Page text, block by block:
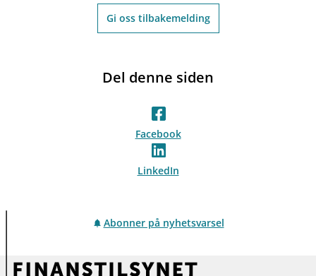
Gi oss tilbakemelding
Del denne siden
Facebook
LinkedIn
Abonner på nyhetsvarsel